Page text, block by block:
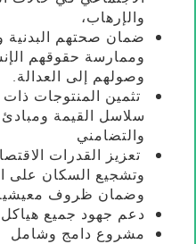
والإرهاب،
ضمان صحتهم البدنية
وممارسة حقوقهم
وصولهم إلى العدالة.
تثمين المنتوجات
سلاسل القيمة ومبادئ
والتضامني
تعزيز القدرات
وتشجيع السكان على
وضمان ظروف معيشية
دعم جهود جميع هياكل
مشروع دامج وشامل